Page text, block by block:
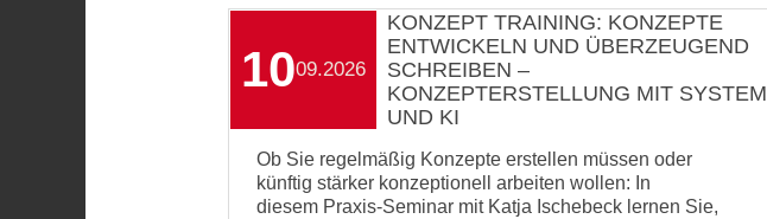
1009.2026
KONZEPT TRAINING: KONZEPTE
ENTWICKELN UND ÜBERZEUGEND
SCHREIBEN –
KONZEPTERSTELLUNG MIT SYSTEM
UND KI
Ob Sie regelmäßig Konzepte erstellen müssen oder
künftig stärker konzeptionell arbeiten wollen: In
diesem Praxis-Seminar mit Katja Ischebeck lernen Sie,